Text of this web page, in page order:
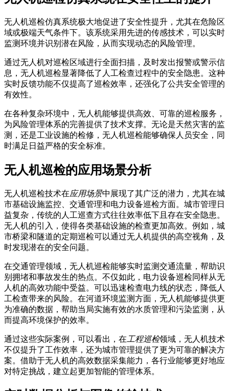
无人机巡检仿真系统极大地促进了安全性提升，尤其在危险区
域或极端天气条件下。该系统采用先进的传感技术，可以实时
监测环境并识别潜在风险，从而实现动态的风险管理。
通过无人机对巡检区域进行全面扫描，及时发出报警或警示信
息，无人机巡检显著降低了人工检查过程中的安全隐患。这种
实时反馈功能不仅提高了巡检效率，还强化了公共安全管理的
有效性。
在各种复杂环境中，无人机能够提供高效、可靠的巡检服务，
为风险管理体系的完善提供了技术支撑。无论是天然灾害的监
测，还是工业设施的检修，无人机巡检能够确保人员安全，同
时满足日益严格的安全标准。
无人机巡检的应用场景分析
无人机巡检技术在应用场景中展现了其广泛的潜力，尤其在城
市基础设施监控、交通管理和电力设备巡检方面。城市管理日
益复杂，传统的人工巡查方式往往效率低下且存在安全隐患。
无人机的引入，使得各类基础设施的检查更加高效。例如，城
市桥梁和隧道的定期巡检可以通过无人机提供的高空视角，及
时发现潜在的安全问题。
在交通管理领域，无人机巡检能够实时监测交通流量，帮助识
别拥堵和事故发生的热点。不仅如此，电力设备巡检同样从无
人机的高效功能中受益。可以迅速检查电力线的状态，降低人
工检查带来的风险。在河道环境监测方面，无人机能够提供更
为准确的数据，帮助当局实施有效的水质管理和污染监测，从
而提高环境保护的效率。
通过这些实际案例，可以看出，在 工程巡检领域，无人机技术
不仅提升了工作效率，还为城市管理提供了更为可靠的解决方
案。借助于无人机的高效数据采集能力，各行业能够更好地应
对特定挑战，建立起更加智能的管理体系。